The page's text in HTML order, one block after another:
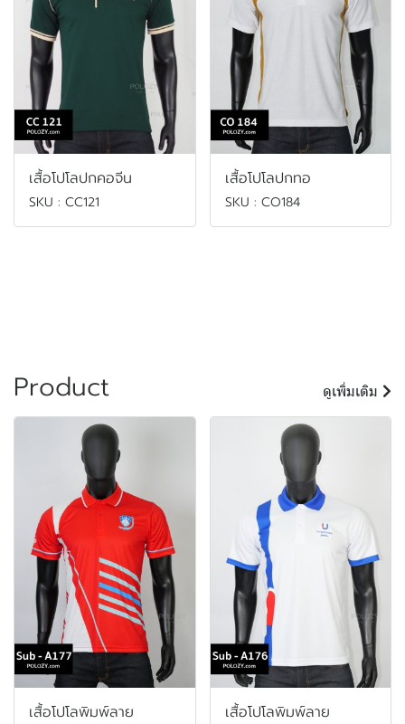
เสื้อโปโลปกคอจีน
SKU : CC121
เสื้อโปโลปกทอ
SKU : CO184
Product ดูเพิ่มเติม
เสื้อโปโลพิมพ์ลาย เสื้อโปโลพิมพ์ลาย